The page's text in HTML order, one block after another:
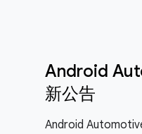
Android
新公告
Android